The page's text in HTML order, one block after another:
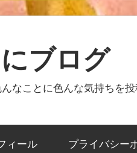
ブログ
なことに色んな気持ちを投
ィール プライバシー